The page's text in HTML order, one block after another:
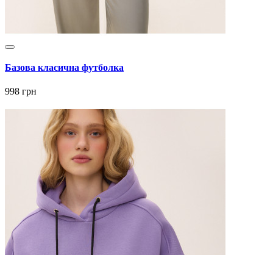
Базова класична футболка
998 грн